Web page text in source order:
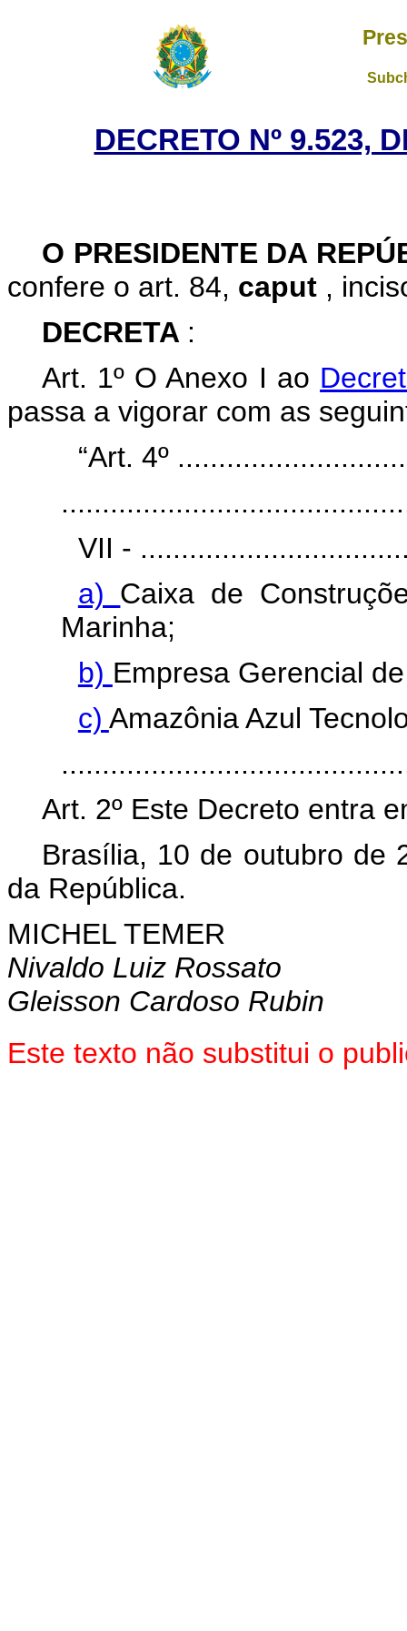
DECRETO Nº 9.523,
O PRESIDENTE DA
confere o art. 84, caput ,
DECRETA :
Art. 1º O Anexo I ao
passa a vigorar com as
“Art. 4º
VII -
a) Caixa de
Marinha;
b) Empresa Gerencial
c) Amazônia Azul
Art. 2º Este Decreto entra
Brasília, 10 de outubro de
da República.
MICHEL TEMER
Nivaldo Luiz Rossato
Gleisson Cardoso Rubin
Este texto não substitui o